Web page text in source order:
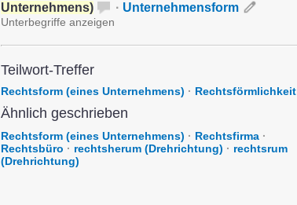
Unternehmens)
· Unternehmensform
Unterbegriffe anzeigen
Teilwort-Treffer
Rechtsform (eines Unternehmens) · Rechtsförmlichkeit
Ähnlich geschrieben
Rechtsform (eines Unternehmens) · Rechtsfirma ·
Rechtsbüro · rechtsherum (Drehrichtung) · rechtsrum
(Drehrichtung)